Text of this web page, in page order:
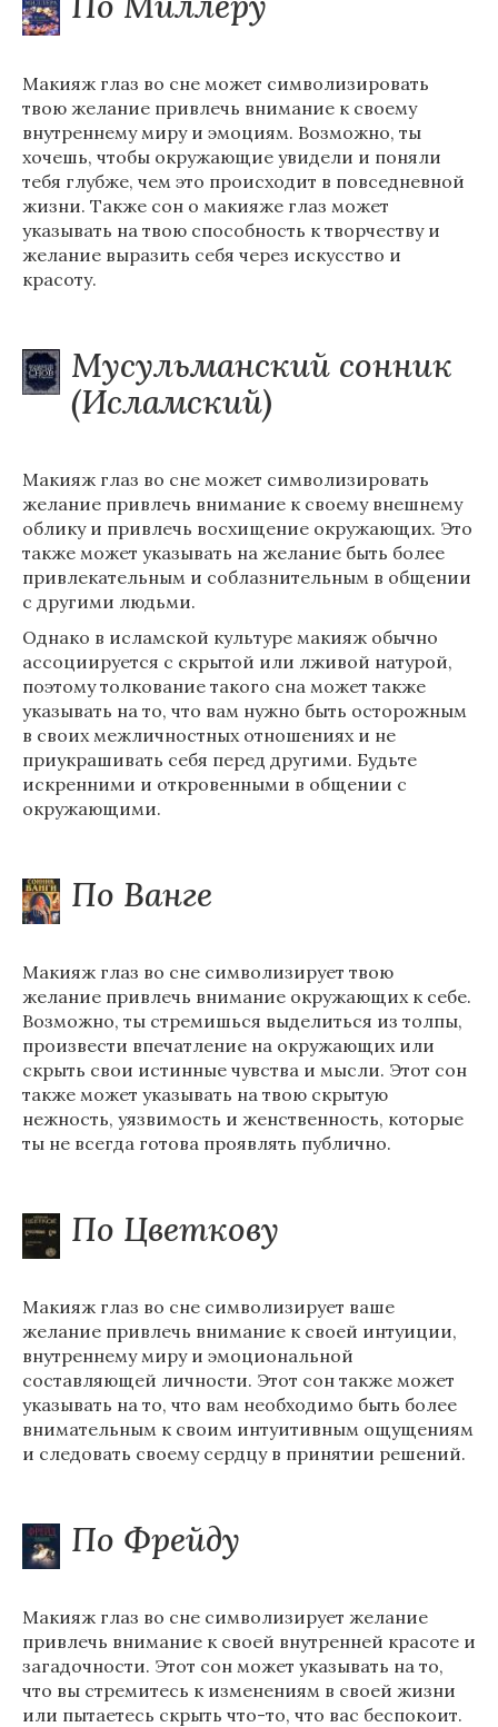
Макияж глаз во сне может символизировать
твою желание привлечь внимание к своему
внутреннему миру и эмоциям. Возможно, ты
хочешь, чтобы окружающие увидели и поняли
тебя глубже, чем это происходит в повседневной
жизни. Также сон о макияже глаз может
указывать на твою способность к творчеству и
желание выразить себя через искусство и
красоту.
Мусульманский сонник
(Исламский)
Макияж глаз во сне может символизировать
желание привлечь внимание к своему внешнему
облику и привлечь восхищение окружающих. Это
также может указывать на желание быть более
привлекательным и соблазнительным в общении
с другими людьми.
Однако в исламской культуре макияж обычно
ассоциируется с скрытой или лживой натурой,
поэтому толкование такого сна может также
указывать на то, что вам нужно быть осторожным
в своих межличностных отношениях и не
приукрашивать себя перед другими. Будьте
искренними и откровенными в общении с
окружающими.
По Ванге
Макияж глаз во сне символизирует твою
желание привлечь внимание окружающих к себе.
Возможно, ты стремишься выделиться из толпы,
произвести впечатление на окружающих или
скрыть свои истинные чувства и мысли. Этот сон
также может указывать на твою скрытую
нежность, уязвимость и женственность, которые
ты не всегда готова проявлять публично.
По Цветкову
Макияж глаз во сне символизирует ваше
желание привлечь внимание к своей интуиции,
внутреннему миру и эмоциональной
составляющей личности. Этот сон также может
указывать на то, что вам необходимо быть более
внимательным к своим интуитивным ощущениям
и следовать своему сердцу в принятии решений.
По Фрейду
Макияж глаз во сне символизирует желание
привлечь внимание к своей внутренней красоте и
загадочности. Этот сон может указывать на то,
что вы стремитесь к изменениям в своей жизни
или пытаетесь скрыть что-то, что вас беспокоит.